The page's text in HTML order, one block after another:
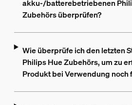
akku-/batterebetriebenen
Zubehörs überprüfen?
Wie überprüfe ich den letzten
Philips Hue Zubehörs, um zu
Produkt bei Verwendung noch